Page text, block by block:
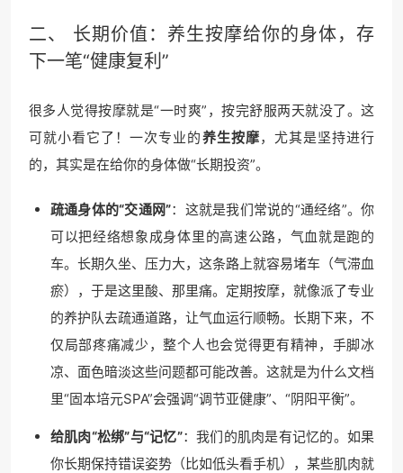
二、 长期价值： 养生按摩给你的身体，存
下一笔“健康复利”
很多人觉得按摩就是“一时爽”，按完舒服两天就没了。这
可就小看它了！一次专业的养生按摩，尤其是坚持进行
的，其实是在给你的身体做“长期投资”。
疏通身体的“交通网”：这就是我们常说的“通经络”。你
可以把经络想象成身体里的高速公路，气血就是跑的
车。长期久坐、压力大，这条路上就容易堵车（气滞血
瘀），于是这里酸、那里痛。定期按摩，就像派了专业
的养护队去疏通道路，让气血运行顺畅。长期下来，不
仅局部疼痛减少，整个人也会觉得更有精神，手脚冰
凉、面色暗淡这些问题都可能改善。这就是为什么文档
里“固本培元SPA”会强调“调节亚健康”、“阴阳平衡”。
给肌肉“松绑”与“记忆”：我们的肌肉是有记忆的。如果
你长期保持错误姿势（比如低头看手机），某些肌肉就